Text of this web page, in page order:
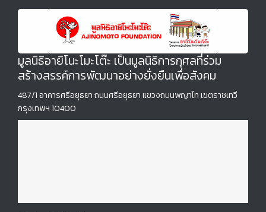
มูลนิธิอายิโนะโมะโต๊ะ เป็นมูลนิธิการกุศลที่ร่วม
สร้างสรรค์การพัฒนาอย่างยั่งยืนเพื่อสังคม
487/1 อาคารศรีอยุธยา ถนนศรีอยุธยา แขวงถนนพญาไท เขตราชเทวี
กรุงเทพฯ 10400